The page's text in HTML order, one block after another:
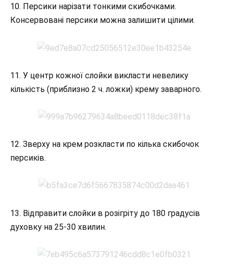
10. Персики нарізати тонкими скибочками.
Консервовані персики можна залишити цілими.
11. У центр кожної слойки викласти невелику
кількість (приблизно 2 ч. ложки) крему заварного.
12. Зверху на крем розкласти по кілька скибочок
персиків.
13. Відправити слойки в розігріту до 180 градусів
духовку на 25-30 хвилин.